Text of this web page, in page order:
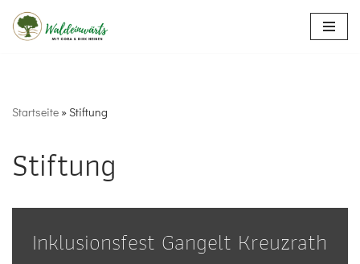
Zum
Startseite »Stiftung
Stiftung
Inklusionsfest Gangelt Kreuzrath